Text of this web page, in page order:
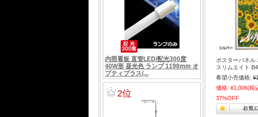
ポスターパネル
スリムエイト B4
希望小売価格:
価格: ¥1,006(税
37%OFF